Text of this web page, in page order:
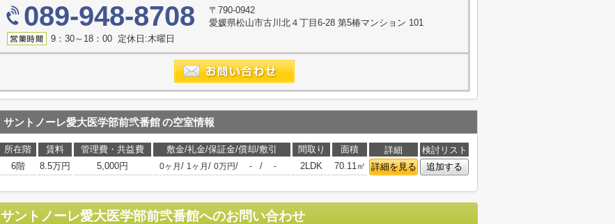
089-948-8708
〒790-0942
愛媛県松山市古川北４丁目6-28 第5椿マンション 101
9：30～18：00 定休日:木曜日
サントノーレ愛大医学部前弐番館の空室情報
所在階 賃料 管理費・共益費 敷金/礼金/保証金/償却/敷引 間取り 面積 詳細
検討リスト
6階
8.5万円 5,000円 0ヶ月 / 1ヶ月 / 0万円/ - / - 2LDK 70.11㎡ 詳細を見る 追加する
サントノーレ愛大医学部前弐番館へのお問い合わせ